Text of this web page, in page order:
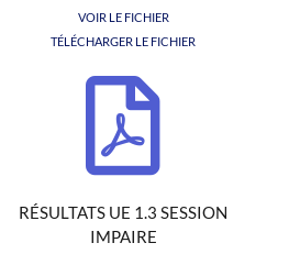
VOIR LE FICHIER
TÉLÉCHARGER LE FICHIER
RÉSULTATS UE 1.3 SESSION
IMPAIRE